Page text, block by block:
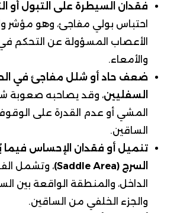
فقدان السيطرة على التبول أو
احتباس بولي مفاجئ، وهو مؤشر
الأعصاب المسؤولة عن التحكم
والأمعاء.
ضعف حاد أو شلل مفاجئ في
السفليين، وقد يصاحبه صعوبة
المشي أو عدم القدرة على
الساقين.
تنميل أو فقدان الإحساس
السرج (Saddle Area)
، وتشمل
الداخل، والمنطقة الواقعة بين
والجزء الخلفي من الساقين.